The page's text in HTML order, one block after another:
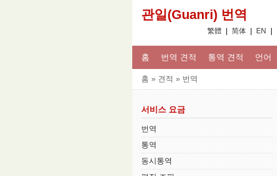
관일(Guanri) 번역
繁體 简体 EN
홈 번역 견적 통역 견적 언어
홈 » 견적 » 번역
서비스 요금
번역
통역
동시통역